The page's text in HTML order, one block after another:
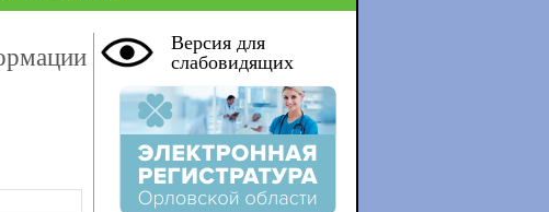
Версия для
слабовидящих